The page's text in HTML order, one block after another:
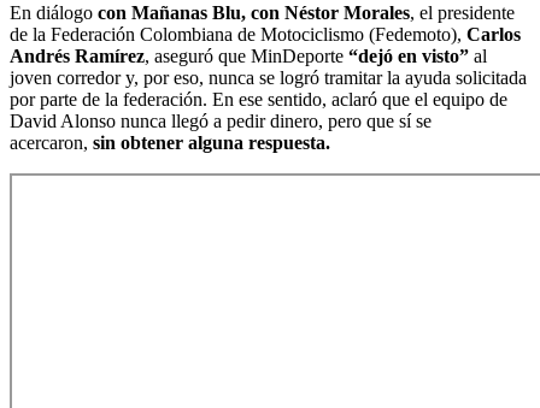
En diálogo con Mañanas Blu, con Néstor Morales, el presidente
de la Federación Colombiana de Motociclismo (Fedemoto), Carlos
Andrés Ramírez, aseguró que MinDeporte “dejó en visto” al
joven corredor y, por eso, nunca se logró tramitar la ayuda solicitada
por parte de la federación. En ese sentido, aclaró que el equipo de
David Alonso nunca llegó a pedir dinero, pero que sí se
acercaron, sin obtener alguna respuesta.